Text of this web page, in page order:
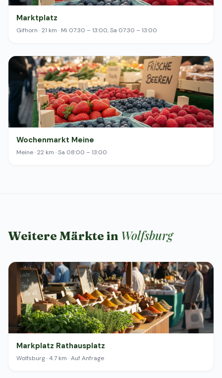
Marktplatz
Gifhorn · 21 km · Mi 07:30 – 13:00, Sa 07:30 – 13:00
Wochenmarkt Meine
Meine · 22 km · Sa 08:00 – 13:00
Weitere Märkte in Wolfsburg
Markplatz Rathausplatz
Wolfsburg · 4.7 km · Auf Anfrage